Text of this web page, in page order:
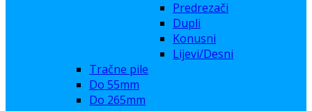
Predrezači
Dupli
Konusni
Lijevi/Desni
Tračne pile
Do 55mm
Do 265mm